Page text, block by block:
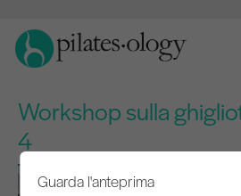
Workshop sulla
4
Guarda l'anteprima